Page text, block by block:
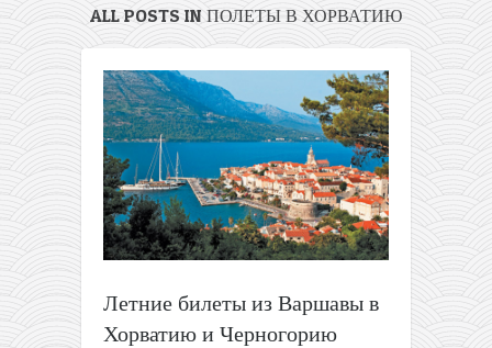
ALL POSTS IN ПОЛЕТЫ В ХОРВАТИЮ
Летние билеты из Варшавы в
Хорватию и Черногорию